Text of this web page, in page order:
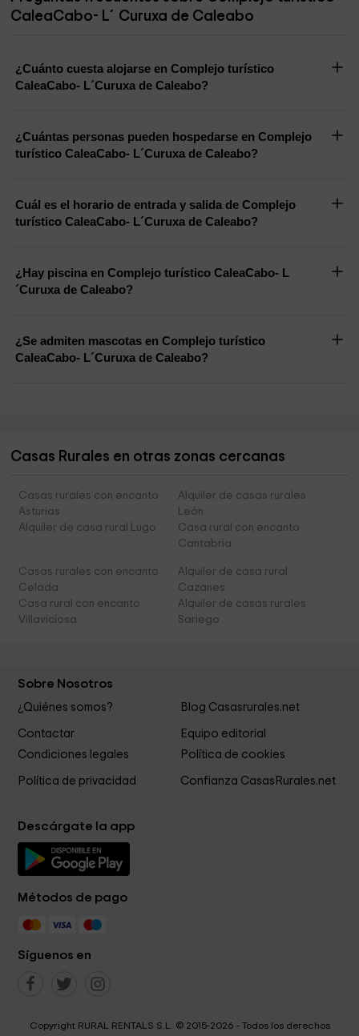
CaleaCabo- L´Curuxa de Caleabo
¿Cuánto cuesta alojarse en Complejo turístico
CaleaCabo- L´Curuxa de Caleabo?
¿Cuántas personas pueden hospedarse en Complejo
turístico CaleaCabo- L´Curuxa de Caleabo?
Cuál es el horario de entrada y salida de Complejo
turístico CaleaCabo- L´Curuxa de Caleabo?
¿Hay piscina en Complejo turístico CaleaCabo- L
´Curuxa de Caleabo?
¿Se admiten mascotas en Complejo turístico
CaleaCabo- L´Curuxa de Caleabo?
Casas Rurales en otras zonas cercanas
Casas rurales con encanto
Asturias
Alquiler de casas rurales
León
Alquiler de casa rural Lugo
Casa rural con encanto
Cantabria
Casas rurales con encanto
Celada
Alquiler de casa rural
Cazanes
Casa rural con encanto
Villaviciosa
Alquiler de casas rurales
Sariego
Sobre Nosotros
¿Quiénes somos? Blog Casasrurales.net
Contactar
Equipo editorial
Condiciones legales
Política de cookies
Política de privacidad Confianza CasasRurales.net
Descárgate la app
Métodos de pago
Síguenos en
Copyright RURAL RENTALS S.L. © 2015-2026 - Todos los derechos